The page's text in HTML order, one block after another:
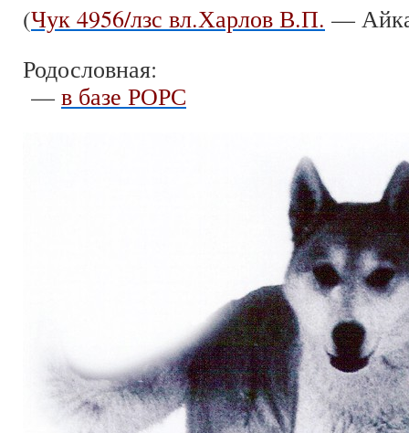
(Чук 4956/лзс вл.Харлов В.П. —
Родословная:
— в базе РОРС